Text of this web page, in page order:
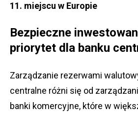
11. miejscu w Europie
Bezpieczne
priorytet dla banku
Zarządzanie rezerwami
centralne różni się od
banki komercyjne, które w